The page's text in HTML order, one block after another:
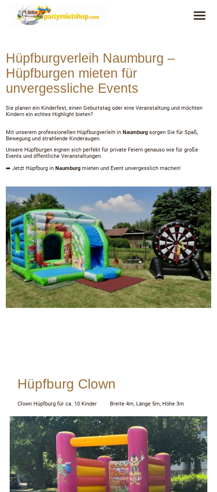
Hüpfburgverleih Naumburg –
Hüpfburgen mieten für
unvergessliche Events
Sie planen ein Kinderfest, einen Geburtstag oder eine Veranstaltung und möchten
Kindern ein echtes Highlight bieten?
Mit unserem professionellen Hüpfburgverleih in Naumburg sorgen Sie für Spaß,
Bewegung und strahlende Kinderaugen.
Unsere Hüpfburgen eignen sich perfekt für private Feiern genauso wie für große
Events und öffentliche Veranstaltungen.
➡️ Jetzt Hüpfburg in Naumburg mieten und Event unvergesslich machen!
Hüpfburg Clown
Clown Hüpfburg für ca. 10 Kinder Breite 4m, Länge 5m, Höhe 3m